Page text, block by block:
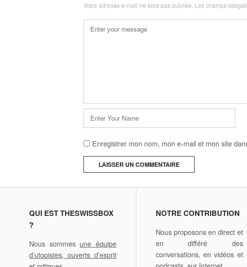
Votre adresse e-mail ne sera pas publiée. Les champs
Commentaire
Nom
Enregistrer mon nom, mon e-mail et mon site
l
e
a
t
QUI EST THESWISSBOX
?
Nous sommes une équipe
d’utopistes, ouverts d’esprit
NOTRE CONTRIBUTION
Nous proposons en direct et
en différé des
conversations, en vidéos et